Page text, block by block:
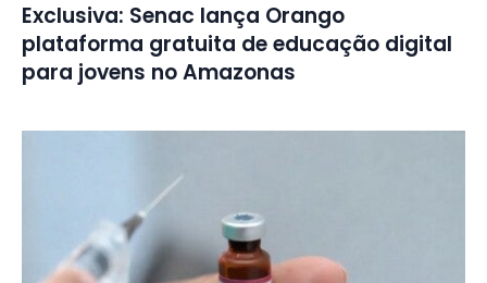
Exclusiva: Senac lança Orango
plataforma gratuita de educação digital
para jovens no Amazonas